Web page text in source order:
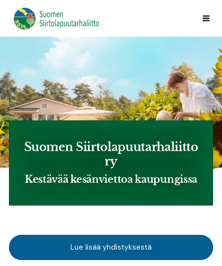
Siirry
sivun
Suomen Siirtolapuutarhaliitto ry
Suomen Siirtolapuutarhaliitto
ry
Kestävää kesänviettoa kaupungissa
Lue lisää yhdistyksestä